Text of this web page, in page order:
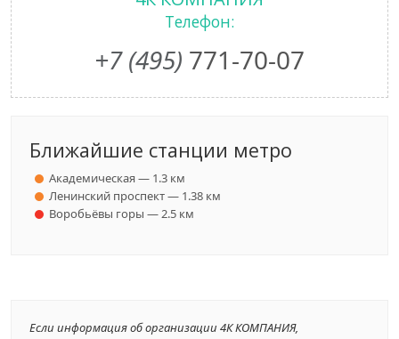
Телефон:
+7 (495) 771-70-07
Ближайшие станции метро
Академическая — 1.3 км
Ленинский проспект — 1.38 км
Воробьёвы горы — 2.5 км
Если информация об организации 4К КОМПАНИЯ,